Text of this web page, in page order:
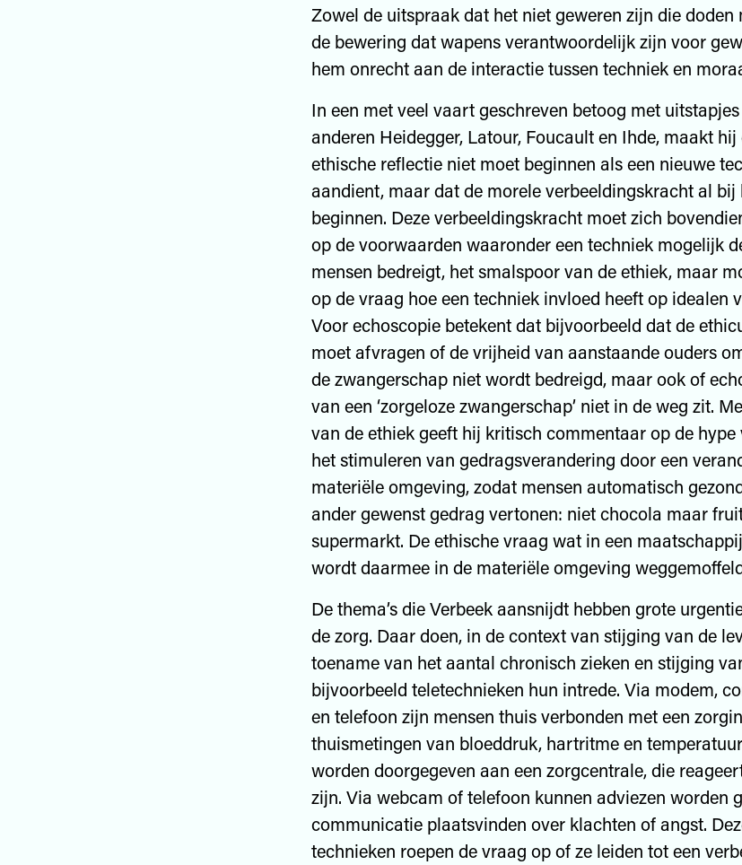
Zowel de uitspraak dat het niet geweren zijn die doden
de bewering dat wapens verantwoordelijk zijn voor
hem onrecht aan de interactie tussen techniek en
In een met veel vaart geschreven betoog met
anderen Heidegger, Latour, Foucault en Ihde, maakt
ethische reflectie niet moet beginnen als een nieuwe
aandient, maar dat de morele verbeeldingskracht al
beginnen. Deze verbeeldingskracht moet zich
op de voorwaarden waaronder een techniek mogelijk
mensen bedreigt, het smalspoor van de ethiek, maar
op de vraag hoe een techniek invloed heeft op idealen
Voor echoscopie betekent dat bijvoorbeeld dat de
moet afvragen of de vrijheid van aanstaande ouders
de zwangerschap niet wordt bedreigd, maar ook of
van een ‘zorgeloze zwangerschap’ niet in de weg zit.
van de ethiek geeft hij kritisch commentaar op de hype
het stimuleren van gedragsverandering door een
materiële omgeving, zodat mensen automatisch
ander gewenst gedrag vertonen: niet chocola maar
supermarkt. De ethische vraag wat in een
wordt daarmee in de materiële omgeving
De thema’s die Verbeek aansnijdt hebben grote
de zorg. Daar doen, in de context van stijging van de
toename van het aantal chronisch zieken en stijging
bijvoorbeeld teletechnieken hun intrede. Via modem,
en telefoon zijn mensen thuis verbonden met een
thuismetingen van bloeddruk, hartritme en
worden doorgegeven aan een zorgcentrale, die
zijn. Via webcam of telefoon kunnen adviezen worden
communicatie plaatsvinden over klachten of angst.
technieken roepen de vraag op of ze leiden tot een